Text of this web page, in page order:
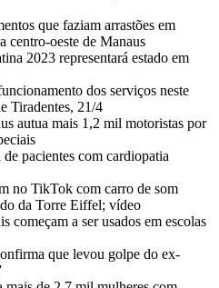
que faziam arrastões em
centro-oeste de Manaus
2023 representará estado em
dos serviços neste
Tiradentes, 21/4
autua mais 1,2 mil motoristas por
pacientes com cardiopatia
no TikTok com carro de som
da Torre Eiffel; vídeo
começam a ser usados em escolas
que levou golpe do ex-